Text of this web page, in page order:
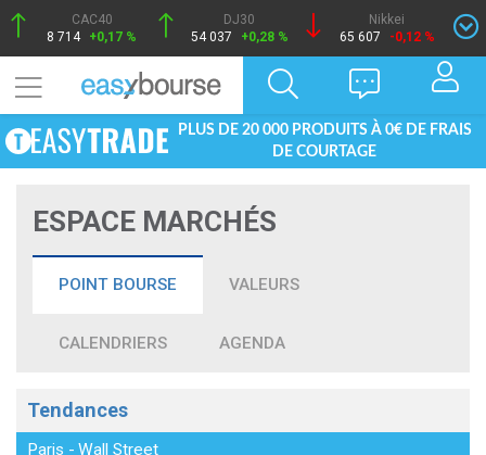
CAC40
8 714 +0,17 %
DJ30
54 037
+0,28 %
Nikkei
65 607
-0,12 %
PLUS DE 20 000 PRODUITS À 0€ DE FRAIS
DE COURTAGE
ESPACE MARCHÉS
POINT BOURSE VALEURS
CALENDRIERS AGENDA
Tendances
Paris - Wall Street